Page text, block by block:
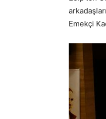
Emekçi